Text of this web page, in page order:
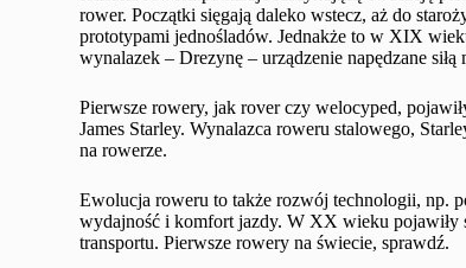
rower. Początki sięgają daleko wstecz, aż do
prototypami jednośladów. Jednakże to w XIX
wynalazek – Drezynę – urządzenie napędzane
Pierwsze rowery, jak rover czy welocyped,
James Starley. Wynalazca roweru stalowego,
na rowerze.
Ewolucja roweru to także rozwój technologii, np.
wydajność i komfort jazdy. W XX wieku pojawiły
transportu. Pierwsze rowery na świecie, sprawdź.